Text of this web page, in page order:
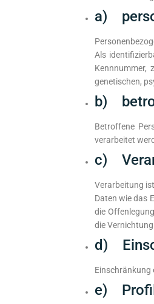
a)
Als
Kennnummer,
genetischen,
b)
Betroffene
verarbeitet
c)
Verarbeitung
Daten wie das
die
die Vernichtung.
d)
Einschränkung
e)